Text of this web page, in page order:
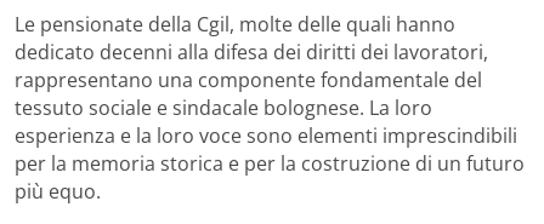
Le pensionate della Cgil, molte delle quali hanno
dedicato decenni alla difesa dei diritti dei lavoratori,
rappresentano una componente fondamentale del
tessuto sociale e sindacale bolognese. La loro
esperienza e la loro voce sono elementi imprescindibili
per la memoria storica e per la costruzione di un futuro
più equo.